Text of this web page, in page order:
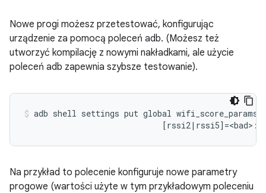
Nowe progi możesz przetestować, konfigurując
urządzenie za pomocą poleceń adb. (Możesz też
utworzyć kompilację z nowymi nakładkami, ale użycie
poleceń adb zapewnia szybsze testowanie).
adb shell settings put global wifi_score_params
[rssi2| rssi5]=
Na przykład to polecenie konfiguruje nowe parametry
progowe (wartości użyte w tym przykładowym poleceniu